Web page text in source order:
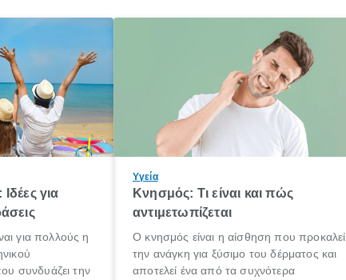
για
για πολλούς η
συνδυάζει την
Υγεία
Κνησμός: Τι είναι και πώς
αντιμετωπίζεται
Ο κνησμός είναι η αίσθηση που προκαλεί
την ανάγκη για ξύσιμο του δέρματος και
αποτελεί ένα από τα συχνότερα